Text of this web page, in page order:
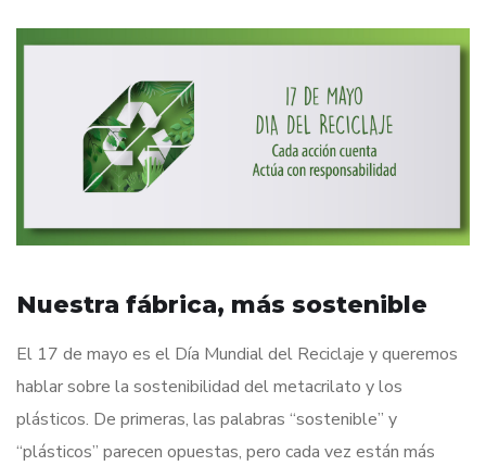
Nuestra fábrica, más sostenible
El 17 de mayo es el Día Mundial del Reciclaje y queremos
hablar sobre la sostenibilidad del metacrilato y los
plásticos. De primeras, las palabras “sostenible” y
“plásticos” parecen opuestas, pero cada vez están más